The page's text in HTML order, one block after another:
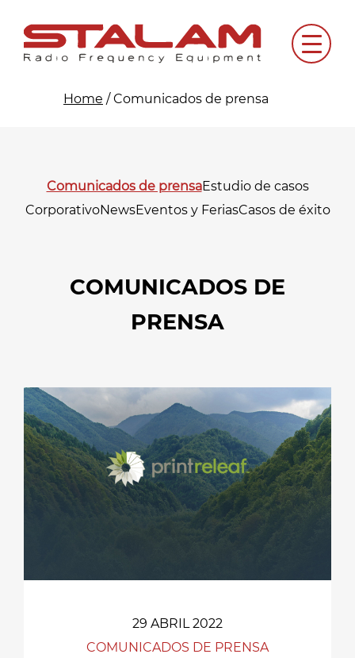
content
Menu
Home /Comunicados de prensa
Comunicados de prensaEstudio de casos
CorporativoNewsEventos y FeriasCasos de éxito
COMUNICADOS DE
PRENSA
29 ABRIL 2022
COMUNICADOS DE PRENSA